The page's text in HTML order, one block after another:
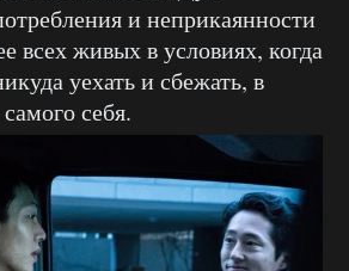
и неприкаянности
всех живых в условиях, когда
уехать и сбежать, в
себя.